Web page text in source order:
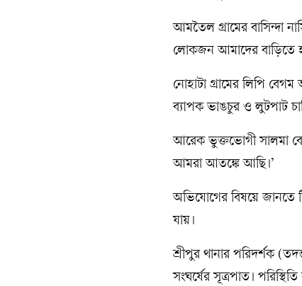
আমতৈল গ্রামের বাসিন্দা
লোকজন আমাদের বাড়িতে
নোহাটা গ্রামের লিপি
ব্যাপক ভাঙচুর ও লুটপাট
আরেক ভুক্তভোগী সালমা
আমরা আতঙ্কে আছি।’
অভিযোগের বিষয়ে জানতে
যায়।
শ্রীপুর থানার পরিদর্শক
সংঘর্ষের সূত্রপাত।